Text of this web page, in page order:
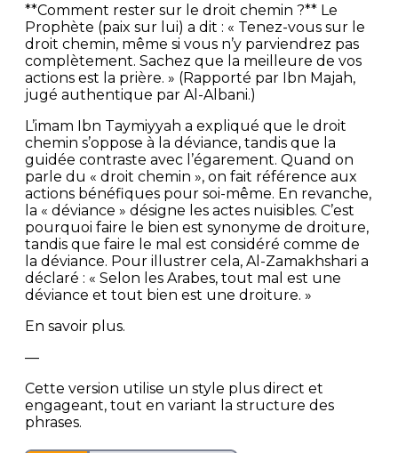
**Comment rester sur le droit chemin ?** Le
Prophète (paix sur lui) a dit : « Tenez-vous sur le
droit chemin, même si vous n’y parviendrez pas
complètement. Sachez que la meilleure de vos
actions est la prière. » (Rapporté par Ibn Majah,
jugé authentique par Al-Albani.)
L’imam Ibn Taymiyyah a expliqué que le droit
chemin s’oppose à la déviance, tandis que la
guidée contraste avec l’égarement. Quand on
parle du « droit chemin », on fait référence aux
actions bénéfiques pour soi-même. En revanche,
la « déviance » désigne les actes nuisibles. C’est
pourquoi faire le bien est synonyme de droiture,
tandis que faire le mal est considéré comme de
la déviance. Pour illustrer cela, Al-Zamakhshari a
déclaré : « Selon les Arabes, tout mal est une
déviance et tout bien est une droiture. »
En savoir plus.
—
Cette version utilise un style plus direct et
engageant, tout en variant la structure des
phrases.